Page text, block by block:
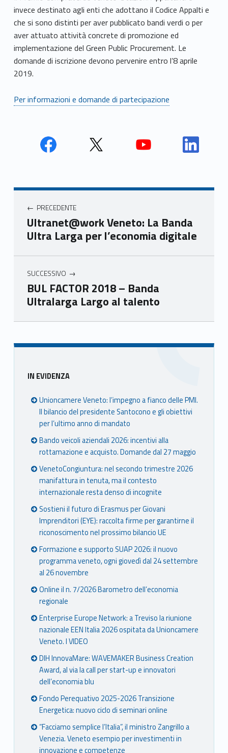
invece destinato agli enti che adottano il Codice Appalti e
che si sono distinti per aver pubblicato bandi verdi o per
aver attuato attività concrete di promozione ed
implementazione del Green Public Procurement. Le
domande di iscrizione devono pervenire entro l’8 aprile
2019.
Per informazioni e domande di partecipazione
Unio
mer
e
Ven
Unio
e
Ven
Unio
e
Ven
Unio
e
Ven
Navigazione articoli
PRECEDENTE
Ultranet@work Veneto: La Banda
Ultra Larga per l’economia digitale
SUCCESSIVO
BUL FACTOR 2018 – Banda
Ultralarga Largo al talento
Skip back to main navigation
Sidebar
IN EVIDENZA
Unioncamere Veneto: l’impegno a fianco delle PMI.
Il bilancio del presidente Santocono e gli obiettivi
per l’ultimo anno di mandato
Bando veicoli aziendali 2026: incentivi alla
rottamazione e acquisto. Domande dal 27 maggio
VenetoCongiuntura: nel secondo trimestre 2026
manifattura in tenuta, ma il contesto
internazionale resta denso di incognite
Sostieni il futuro di Erasmus per Giovani
Imprenditori (EYE): raccolta firme per garantirne il
riconoscimento nel prossimo bilancio UE
Formazione e supporto SUAP 2026: il nuovo
programma veneto, ogni giovedì dal 24 settembre
al 26 novembre
Online il n. 7/2026 Barometro dell’economia
regionale
Enterprise Europe Network: a Treviso la riunione
nazionale EEN Italia 2026 ospitata da Unioncamere
Veneto. I VIDEO
DIH InnovaMare: WAVEMAKER Business Creation
Award, al via la call per start-up e innovatori
dell’economia blu
Fondo Perequativo 2025-2026 Transizione
Energetica: nuovo ciclo di seminari online
“Facciamo semplice l’Italia”, il ministro Zangrillo a
Venezia. Veneto esempio per investimenti in
innovazione e competenze